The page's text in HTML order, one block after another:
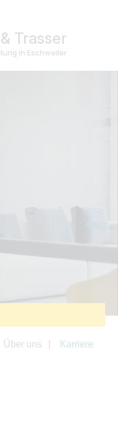
Trasser
in Eschweiler
Über uns Karriere